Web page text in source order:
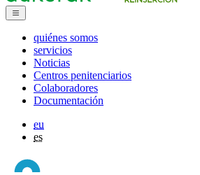
quiénes somos
servicios
Noticias
Centros penitenciarios
Colaboradores
Documentación
eu
es